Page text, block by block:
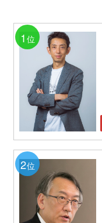
1 位
2位